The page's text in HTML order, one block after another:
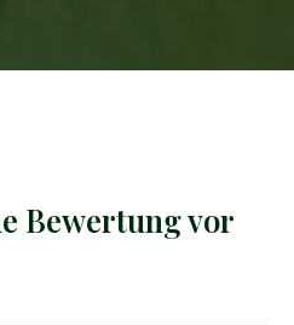
Bewertung vor